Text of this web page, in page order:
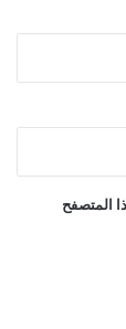
المتصفح